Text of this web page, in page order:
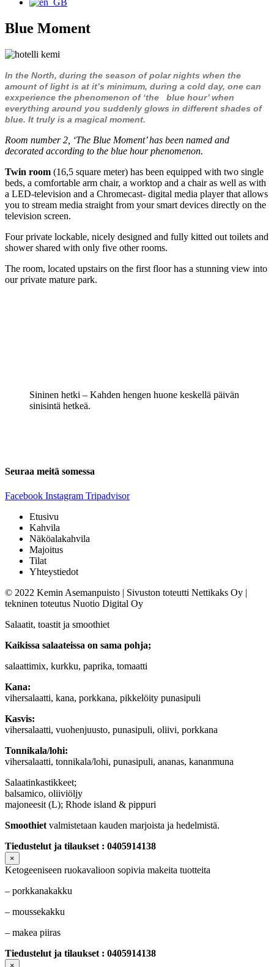
Blue Moment
In the North, during the season of polar nights when the
amount of light is at it’s minimum, during a cold day, one can
exxperience the phenomenon of ‘the blue hour’ when
everything around you suddenly glows in different shades of
blue. It truly is a magical moment.
Room number 2, ‘The Blue Moment’ has been named and
decorated according to the blue hour phenomenon.
Twin room (16,5 square meter) has been equipped with two single
beds, a comfortable arm chair, a worktop and a chair as well as with
a LED-television and a Chromecast- digital media player that allows
you to stream media straight from your smart devices directly on the
television screen.
Four private lockable, nicely designed and fully kitted out toilets and
shower shared with only five other rooms.
The room, located upstairs on the first floor has a stunning view into
our private mature park.
Sininen hetki – Kahden hengen huone keskellä päivän
sinisintä hetkeä.
Seuraa meitä somessa
Facebook Instagram Tripadvisor
Etusivu
Kahvila
Näköalakahvila
Majoitus
Tilat
Yhteystiedot
© 2022 Kemin Asemanpuisto | Sivuston toteutti Nettikaks Oy |
tekninen toteutus Nuotio Digital Oy
Salaatit, toastit ja smoothiet
Kaikissa salaateissa on sama pohja;
salaattimix, kurkku, paprika, tomaatti
Kana:
vihersalaatti, kana, porkkana, pikkelöity punasipuli
Kasvis:
vihersalaatti, vuohenjuusto, punasipuli, oliivi, porkkana
Tonnikala/lohi:
vihersalaatti, tonnikala/lohi, punasipuli, ananas, kananmuna
Salaatinkastikkeet;
balsamico, oliiviöljy
majoneesit (L); Rhode island & pippuri
Smoothiet valmistetaan kauden marjoista ja hedelmistä.
Tiedustelut ja tilaukset : 0405914138
×
Ketogeeniseen ruokavalioon sopivia makeita tuotteita
– porkkanakakku
– moussekakku
– makea piiras
Tiedustelut ja tilaukset : 0405914138